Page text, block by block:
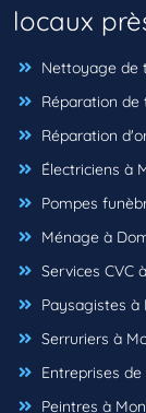
locaux
Nettoyage de
Réparation
Réparation
Électriciens à
Pompes
Ménage à
Services CVC
Paysagistes à
Serruriers à
Entreprises
Peintres à